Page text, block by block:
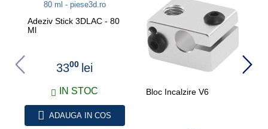
Adeziv Stick 3DLAC - 80
Ml
3300 lei
IN STOC
ADAUGA IN COS
Bloc Incalzire V6